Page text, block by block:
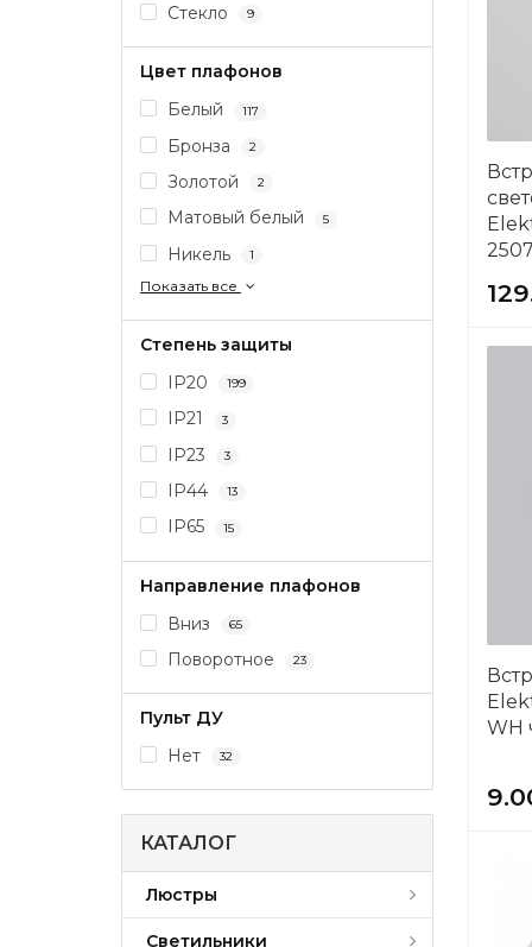
Стекло 9
Цвет плафонов
Белый
117
Бронза 2
Золотой 2
Матовый белый 5
Никель 1
Показать все
Степень защиты
IP20
199
IP21 3
IP23 3
IP44 13
IP65 15
Направление плафонов
Вниз
65
Поворотное 23
Пульт ДУ
Нет
32
КАТАЛОГ
Люстры
Светодиодные
Светильники
WH